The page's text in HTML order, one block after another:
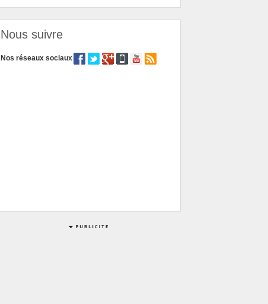
Nous suivre
Nos réseaux sociaux